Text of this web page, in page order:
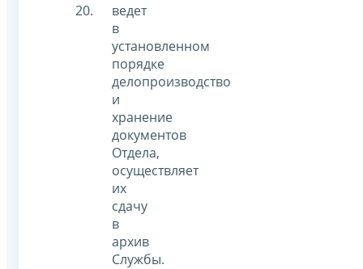
ведет
в
установленном
порядке
делопроизводство
и
хранение
документов
Отдела,
осуществляет
их
сдачу
в
архив
Службы.